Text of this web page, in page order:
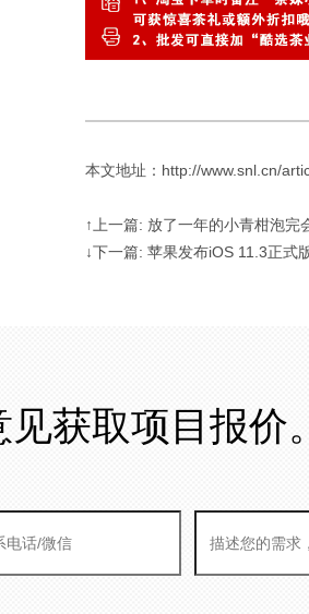
本文地址：http://www.snl.cn/
↑上一篇: 放了一年的小青柑泡
↓下一篇: 苹果发布iOS 11.3正式
获取项目报价。